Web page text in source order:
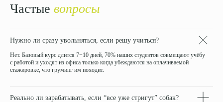
Частые вопросы
Нужно ли сразу увольняться, если решу учиться?
Нет. Базовый курс длится 7−10 дней, 70% наших студентов совмещают учёбу
с работой и уходят из офиса только когда убеждаются на оплачиваемой
стажировке, что груминг им походит.
Реально ли зарабатывать, если “все уже стригут” собак?